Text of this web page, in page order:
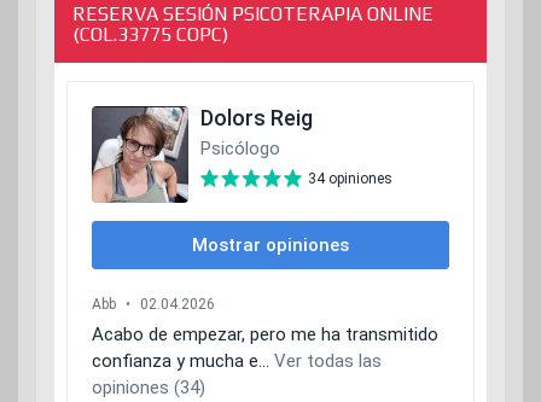
RESERVA SESIÓN PSICOTERAPIA ONLINE
(COL.33775 COPC)